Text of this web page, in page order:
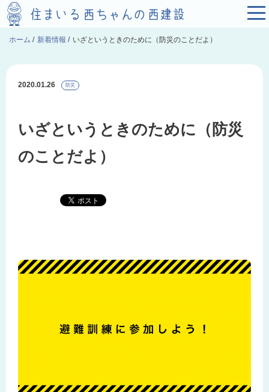
ホーム / 新着情報 / いざというときのために（防災のことだよ）
2020.01.26 防災
いざというときのために（防災
のことだよ）